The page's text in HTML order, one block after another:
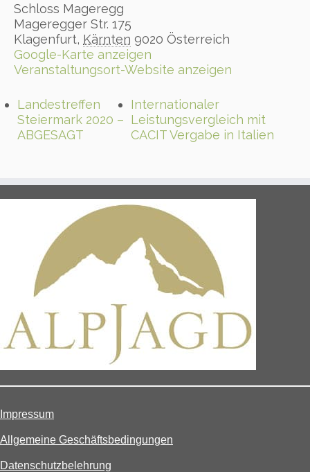
Schloss Mageregg
Mageregger Str. 175
Klagenfurt, Kärnten 9020 Österreich
Google-Karte anzeigen
Veranstaltungsort-Website anzeigen
Landestreffen
Steiermark 2020 –
ABGESAGT
Internationaler
Leistungsvergleich mit
CACIT Vergabe in Italien
Impressum
Allgemeine Geschäftsbedingungen
Datenschutzbelehrung